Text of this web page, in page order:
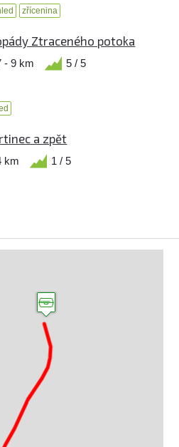
zřícenina
Ztraceného potoka
- 9 km 5 / 5
a zpět
km 1 / 5